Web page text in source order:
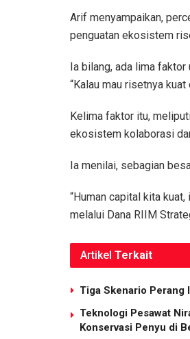
Arif menyampaikan,
penguatan ekosistem
Ia bilang, ada lima
“Kalau mau risetnya
Kelima faktor itu,
ekosistem kolaborasi
Ia menilai, sebagian
“Human capital kita
melalui Dana RIIM
Artikel Terkait
Tiga Skenario Perang
Teknologi Pesawat
Konservasi Penyu di